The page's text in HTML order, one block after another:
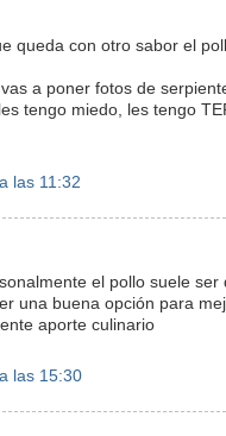
queda con otro sabor el
a poner fotos de
tengo miedo, les tengo
las 11:32
el pollo suele
una buena opción para
aporte culinario
las 15:30